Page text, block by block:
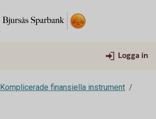
Logga in
Komplicerade finansiella instrument